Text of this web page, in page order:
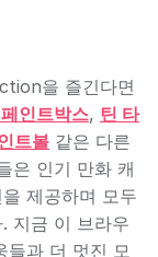
을 즐긴다면
인트박스, 틴 타
트볼 같은 다른
은 인기 만화 캐
제공하며 모두
지금 이 브라우
들과 더 멋진 모